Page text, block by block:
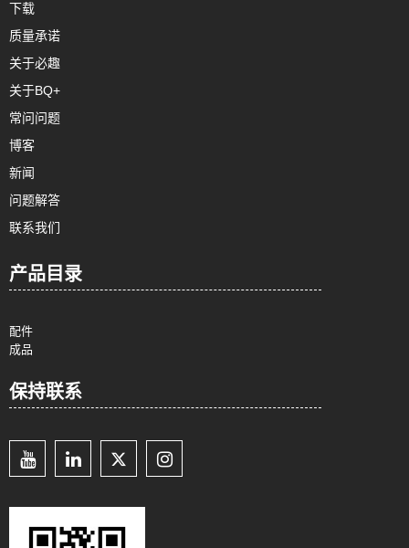
下载
质量承诺
关于必趣
关于BQ+
常问问题
博客
新闻
问题解答
联系我们
产品目录
配件
成品
保持联系